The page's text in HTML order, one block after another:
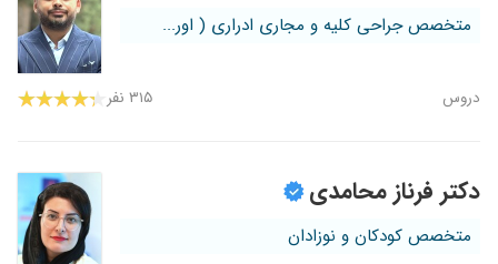
متخصص جراحی کلیه و مجاری ادراری ( اور...
دروس ۳۱۵ نفر
دکتر فرناز محامدی
متخصص کودکان و نوزادان